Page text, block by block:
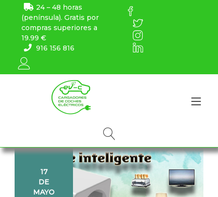
24 – 48 horas
(península). Gratis por
compras superiores a
19.99 €
916 156 816
17
DE
MAYO